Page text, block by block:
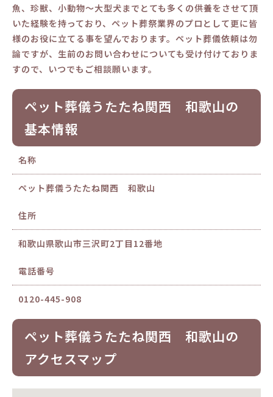
魚、珍獣、小動物～大型犬までとても多くの供養をさせて頂
いた経験を持っており、ペット葬祭業界のプロとして更に皆
様のお役に立てる事を望んでおります。ペット葬儀依頼は勿
論ですが、生前のお問い合わせについても受け付けておりま
すので、いつでもご相談願います。
ペット葬儀うたたね関西 和歌山の
基本情報
名称
ペット葬儀うたたね関西 和歌山
住所
和歌山県歌山市三沢町2丁目12番地
電話番号
0120-445-908
ペット葬儀うたたね関西 和歌山の
アクセスマップ